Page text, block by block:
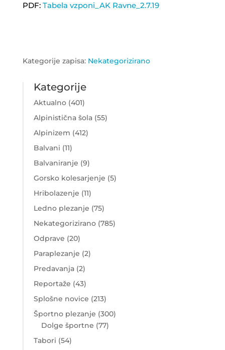
PDF: Tabela vzponi_AK Ravne_2.7.19
Kategorije zapisa: Nekategorizirano
Kategorije
Aktualno(401)
Alpinistična šola(55)
Alpinizem (412)
Balvani (11)
Balvaniranje (9)
Gorsko kolesarjenje (5)
Hribolazenje (11)
Ledno plezanje (75)
Nekategorizirano(785)
Odprave (20)
Paraplezanje (2)
Predavanja(2)
Reportaže (43)
Splošne novice (213)
Športno plezanje (300)
Dolge športne (77)
Tabori (54)